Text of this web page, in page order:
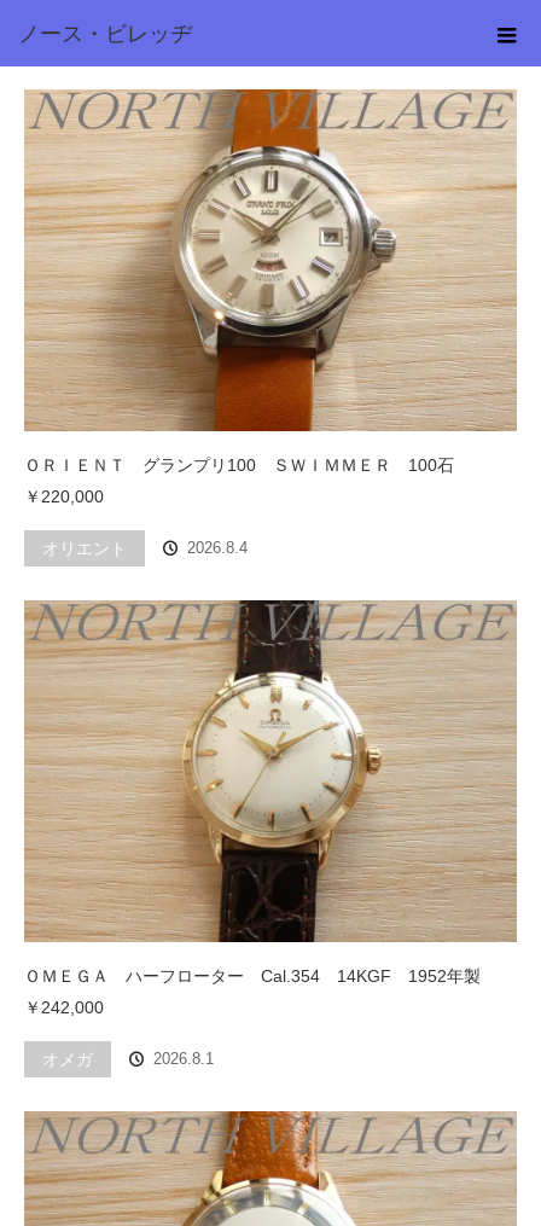
ノース・ビレッヂ
shinobunv
ＯＲＩＥＮＴ グランプリ100 ＳＷＩＭＭＥＲ 100石
￥220,000
オリエント 2026.8.4
ＯＭＥＧＡ ハーフローター Cal.354 14KGF 1952年製
￥242,000
オメガ 2026.8.1